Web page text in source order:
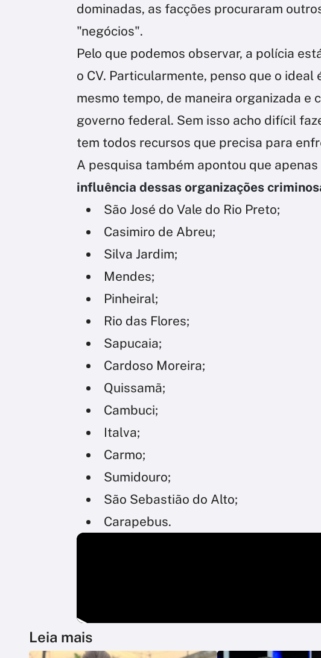
dominadas, as facções procuraram
"negócios".
Pelo que podemos observar, a polícia
o CV. Particularmente, penso que o
mesmo tempo, de maneira organizada e
governo federal. Sem isso acho difícil
tem todos recursos que precisa para
A pesquisa também apontou que apenas
influência dessas organizações
São José do Vale do Rio Preto;
Casimiro de Abreu;
Silva Jardim;
Mendes;
Pinheiral;
Rio das Flores;
Sapucaia;
Cardoso Moreira;
Quissamã;
Cambuci;
Italva;
Carmo;
Sumidouro;
São Sebastião do Alto;
Carapebus.
Leia mais